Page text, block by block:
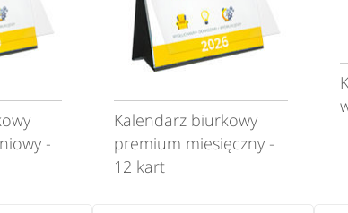
-
Kalendarz biurkowy
premium miesięczny -
12 kart